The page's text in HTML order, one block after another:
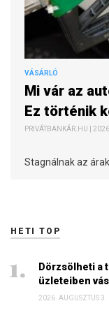
VÁSÁRLÓ
Mi vár az
Ez történik
PRIVÁTBANKÁR.HU |
Stagnálnak az árak.
HETI TOP
Dörzsölheti a
üzleteiben
2026. AUGUSZTUS 3.